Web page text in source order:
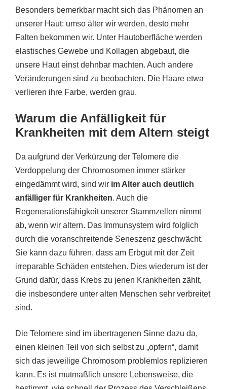
Besonders bemerkbar macht sich das Phänomen an
unserer Haut: umso älter wir werden, desto mehr
Falten bekommen wir. Unter Hautoberfläche werden
elastisches Gewebe und Kollagen abgebaut, die
unsere Haut einst dehnbar machten. Auch andere
Veränderungen sind zu beobachten. Die Haare etwa
verlieren ihre Farbe, werden grau.
Warum die Anfälligkeit für
Krankheiten mit dem Altern steigt
Da aufgrund der Verkürzung der Telomere die
Verdoppelung der Chromosomen immer stärker
eingedämmt wird, sind wir im Alter auch deutlich
anfälliger für Krankheiten. Auch die
Regenerationsfähigkeit unserer Stammzellen nimmt
ab, wenn wir altern. Das Immunsystem wird folglich
durch die voranschreitende Seneszenz geschwächt.
Sie kann dazu führen, dass am Erbgut mit der Zeit
irreparable Schäden entstehen. Dies wiederum ist der
Grund dafür, dass Krebs zu jenen Krankheiten zählt,
die insbesondere unter alten Menschen sehr verbreitet
sind.
Die Telomere sind im übertragenen Sinne dazu da,
einen kleinen Teil von sich selbst zu „opfern“, damit
sich das jeweilige Chromosom problemlos replizieren
kann. Es ist mutmaßlich unsere Lebensweise, die